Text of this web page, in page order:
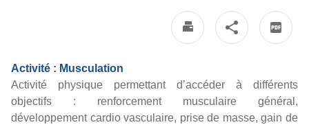
Activité : Musculation
Activité physique permettant d’accéder à différents
objectifs : renforcement musculaire général,
développement cardio vasculaire, prise de masse, gain de